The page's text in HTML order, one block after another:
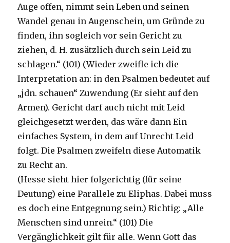
Auge offen, nimmt sein Leben und seinen
Wandel genau in Augenschein, um Gründe zu
finden, ihn sogleich vor sein Gericht zu
ziehen, d. H. zusätzlich durch sein Leid zu
schlagen.“ (101) (Wieder zweifle ich die
Interpretation an: in den Psalmen bedeutet auf
„jdn. schauen“ Zuwendung (Er sieht auf den
Armen). Gericht darf auch nicht mit Leid
gleichgesetzt werden, das wäre dann Ein
einfaches System, in dem auf Unrecht Leid
folgt. Die Psalmen zweifeln diese Automatik
zu Recht an.
(Hesse sieht hier folgerichtig (für seine
Deutung) eine Parallele zu Eliphas. Dabei muss
es doch eine Entgegnung sein.) Richtig: „Alle
Menschen sind unrein.“ (101) Die
Vergänglichkeit gilt für alle. Wenn Gott das